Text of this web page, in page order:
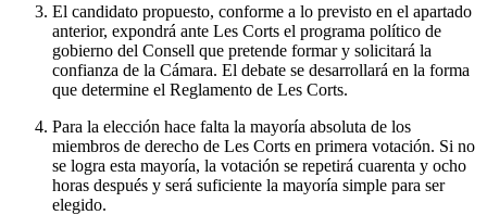
El candidato propuesto, conforme a lo previsto en el apartado
anterior, expondrá ante Les Corts el programa político de
gobierno del Consell que pretende formar y solicitará la
confianza de la Cámara. El debate se desarrollará en la forma
que determine el Reglamento de Les Corts.
Para la elección hace falta la mayoría absoluta de los
miembros de derecho de Les Corts en primera votación. Si no
se logra esta mayoría, la votación se repetirá cuarenta y ocho
horas después y será suficiente la mayoría simple para ser
elegido.